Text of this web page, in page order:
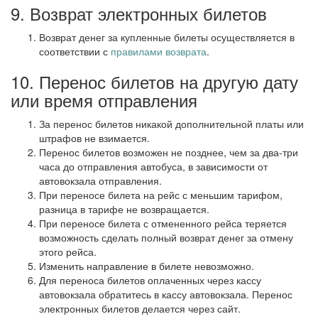
9. Возврат электронных билетов
Возврат денег за купленные билеты осуществляется в
соответствии с правилами возврата.
10. Перенос билетов на другую дату
или время отправления
За перенос билетов никакой дополнительной платы или
штрафов не взимается.
Перенос билетов возможен не позднее, чем за два-три
часа до отправления автобуса, в зависимости от
автовокзала отправления.
При переносе билета на рейс с меньшим тарифом,
разница в тарифе не возвращается.
При переносе билета с отмененного рейса теряется
возможность сделать полный возврат денег за отмену
этого рейса.
Изменить направление в билете невозможно.
Для переноса билетов оплаченных через кассу
автовокзала обратитесь в кассу автовокзала. Перенос
электронных билетов делается через сайт.